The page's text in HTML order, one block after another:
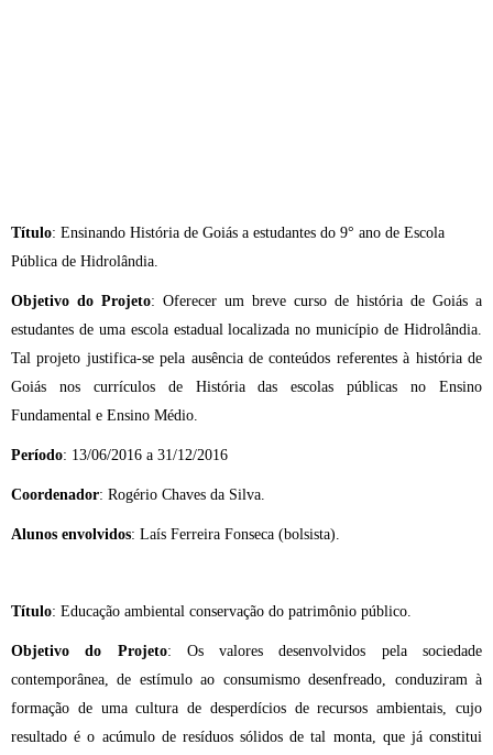
Título: Ensinando História de Goiás a estudantes do 9° ano de Escola
Pública de Hidrolândia.
Objetivo do Projeto: Oferecer um breve curso de história de Goiás a
estudantes de uma escola estadual localizada no município de Hidrolândia.
Tal projeto justifica-se pela ausência de conteúdos referentes à história de
Goiás nos currículos de História das escolas públicas no Ensino
Fundamental e Ensino Médio.
Período: 13/06/2016 a 31/12/2016
Coordenador: Rogério Chaves da Silva.
Alunos envolvidos: Laís Ferreira Fonseca (bolsista).
Título: Educação ambiental conservação do patrimônio público.
Objetivo do Projeto: Os valores desenvolvidos pela sociedade
contemporânea, de estímulo ao consumismo desenfreado, conduziram à
formação de uma cultura de desperdícios de recursos ambientais, cujo
resultado é o acúmulo de resíduos sólidos de tal monta, que já constitui